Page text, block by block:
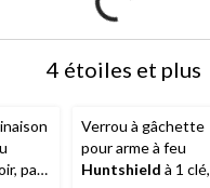
4 étoiles et plus
paq.
Verrou à gâchette
pour arme à feu
Huntshield à 1 clé,